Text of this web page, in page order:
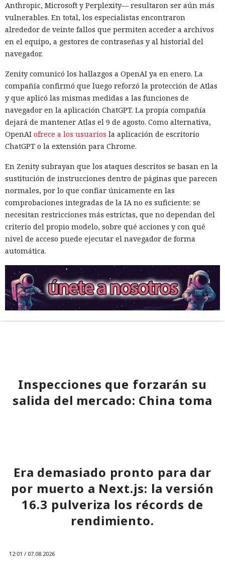
Anthropic, Microsoft y Perplexity— resultaron ser aún más
vulnerables. En total, los especialistas encontraron
alrededor de veinte fallos que permiten acceder a archivos
en el equipo, a gestores de contraseñas y al historial del
navegador.
Zenity comunicó los hallazgos a OpenAI ya en enero. La
compañía confirmó que luego reforzó la protección de Atlas
y que aplicó las mismas medidas a las funciones de
navegador en la aplicación ChatGPT. La propia compañía
dejará de mantener Atlas el 9 de agosto. Como alternativa,
OpenAI ofrece a los usuarios la aplicación de escritorio
ChatGPT o la extensión para Chrome.
En Zenity subrayan que los ataques descritos se basan en la
sustitución de instrucciones dentro de páginas que parecen
normales, por lo que confiar únicamente en las
comprobaciones integradas de la IA no es suficiente: se
necesitan restricciones más estrictas, que no dependan del
criterio del propio modelo, sobre qué acciones y con qué
nivel de acceso puede ejecutar el navegador de forma
automática.
Inspecciones que forzarán su
salida del mercado: China toma
Otra corporación corre el riesgo de repetir la triste suerte de
sus predecesoras.
Era demasiado pronto para dar
por muerto a Next.js: la versión
16.3 pulveriza los récords de
rendimiento.
12:01 / 07.08.2026